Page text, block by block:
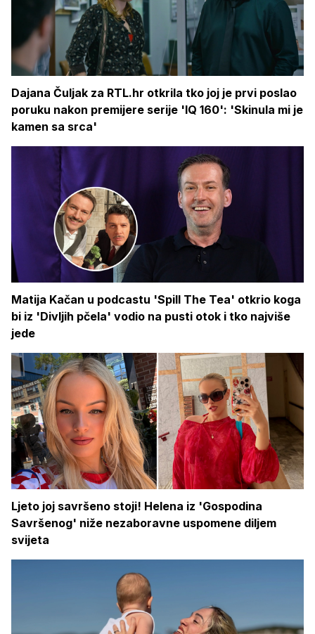
Dajana Čuljak za RTL.hr otkrila tko joj je prvi poslao
poruku nakon premijere serije 'IQ 160': 'Skinula mi je
kamen sa srca'
Matija Kačan u podcastu 'Spill The Tea' otkrio koga
bi iz 'Divljih pčela' vodio na pusti otok i tko najviše
jede
Ljeto joj savršeno stoji! Helena iz 'Gospodina
Savršenog' niže nezaboravne uspomene diljem
svijeta